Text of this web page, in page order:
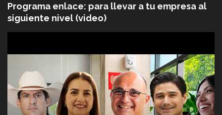
Programa enlace: para llevar a tu empresa al
siguiente nivel (video)